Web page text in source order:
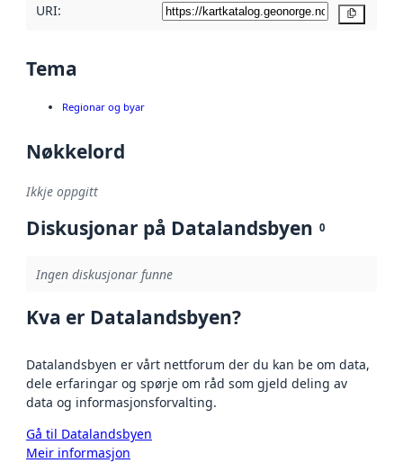
URI:
Tema
Regionar og byar
Nøkkelord
Ikkje oppgitt
Diskusjonar på Datalandsbyen 0
Ingen diskusjonar funne
Kva er Datalandsbyen?
Datalandsbyen er vårt nettforum der du kan be om data,
dele erfaringar og spørje om råd som gjeld deling av
data og informasjonsforvalting.
Gå til Datalandsbyen
Meir informasjon